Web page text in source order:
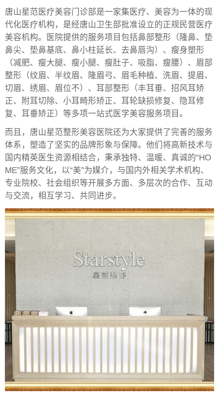
唐山星范医疗美容门诊部是一家集医疗、美容为一体的现
代化医疗机构，是经唐山卫生部批准设立的正规民营医疗
美容机构。医院提供的服务项目包括鼻部整形（隆鼻、垫
鼻尖、垫鼻基底、鼻小柱延长、去鼻唇沟）、瘦身塑形
（减肥、瘦大腿、瘦小腿、瘦肚子、吸脂、瘦腰）、眉部
整形（纹眉、半纹眉、隆眉弓、眉毛种植、洗眉、提眉、
切眉、绣眉、眉位不）、耳部整形（丰耳垂、招风耳矫
正、附耳切除、小耳畸形矫正、耳轮缺损修复、隐耳修
复、耳垂矫正）等多项一站式医学美容服务项目。
而且，唐山星范整形美容医院还为大家提供了完善的服务
体系，塑造了坚实的品牌形象与保障。他们将高新技术与
国内精英医生资源相结合，秉承独特、温暖、真诚的“HO
ME”服务文化，以“美”为媒介，与国内外相关学术机构、
专业院校、社会组织等开展多方面、多层次的合作、互动
与交流，相互学习、共同进步。